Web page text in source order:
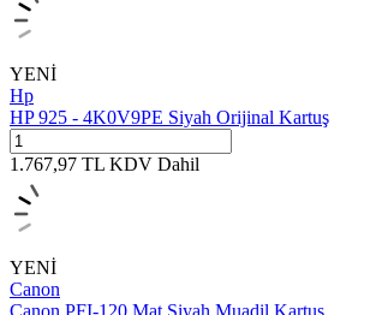
YENİ
Hp
HP 925 - 4K0V9PE Siyah Orijinal Kartuş
1.767,97 TL KDV Dahil
YENİ
Canon